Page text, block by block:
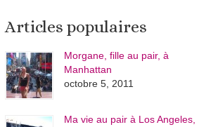
Articles populaires
Morgane, fille au pair, à
Manhattan
octobre 5, 2011
Ma vie au pair à Los Angeles,